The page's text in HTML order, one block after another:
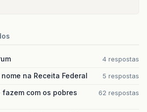
4 respostas
na Receita Federal 5 respostas
com os pobres
62 respostas